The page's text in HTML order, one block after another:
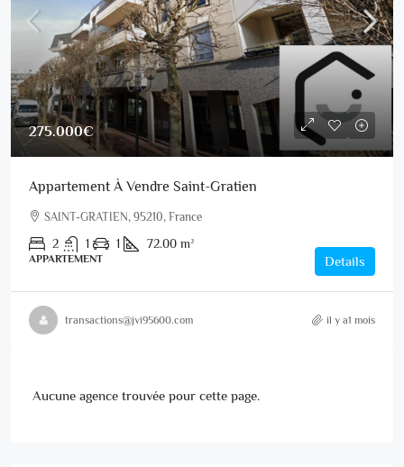
275.000€
Appartement À Vendre Saint-Gratien
SAINT-GRATIEN, 95210, France
2 1 1 72.00 m²
APPARTEMENT Details
transactions@jvi95600.com il y a1 mois
Aucune agence trouvée pour cette page.